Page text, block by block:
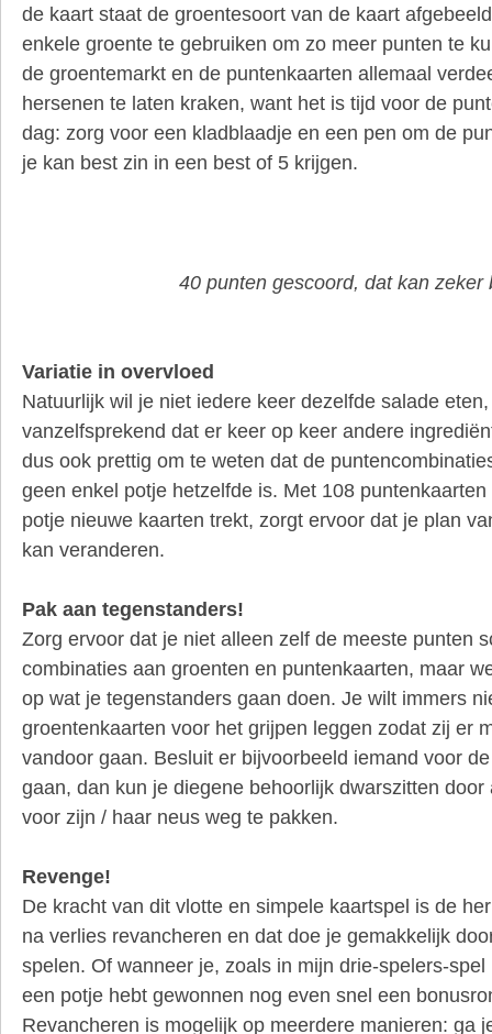
de kaart staat de groentesoort van de kaart
enkele groente te gebruiken om zo meer punten te
de groentemarkt en de puntenkaarten allemaal
hersenen te laten kraken, want het is tijd voor de
dag: zorg voor een kladblaadje en een pen om de
je kan best zin in een best of 5 krijgen.
40 punten gescoord, dat kan zeker
Variatie in overvloed
Natuurlijk wil je niet iedere keer dezelfde salade
vanzelfsprekend dat er keer op keer andere
dus ook prettig om te weten dat de
geen enkel potje hetzelfde is. Met 108
potje nieuwe kaarten trekt, zorgt ervoor dat je plan
kan veranderen.
Pak aan tegenstanders!
Zorg ervoor dat je niet alleen zelf de meeste punten
combinaties aan groenten en puntenkaarten, maar
op wat je tegenstanders gaan doen. Je wilt immers
groentenkaarten voor het grijpen leggen zodat zij er
vandoor gaan. Besluit er bijvoorbeeld iemand voor
gaan, dan kun je diegene behoorlijk dwarszitten
voor zijn / haar neus weg te pakken.
Revenge!
De kracht van dit vlotte en simpele kaartspel is de
na verlies revancheren en dat doe je gemakkelijk
spelen. Of wanneer je, zoals in mijn drie-spelers-
een potje hebt gewonnen nog even snel een
Revancheren is mogelijk op meerdere manieren: ga